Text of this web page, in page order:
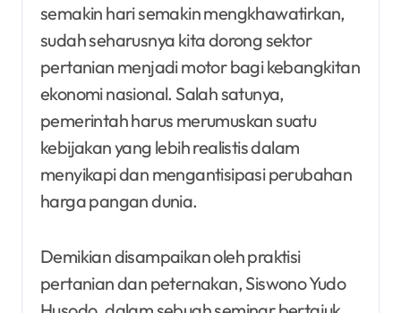
semakin hari semakin mengkhawatirkan,
sudah seharusnya kita dorong sektor
pertanian menjadi motor bagi kebangkitan
ekonomi nasional. Salah satunya,
pemerintah harus merumuskan suatu
kebijakan yang lebih realistis dalam
menyikapi dan mengantisipasi perubahan
harga pangan dunia.
Demikian disampaikan oleh praktisi
pertanian dan peternakan, Siswono Yudo